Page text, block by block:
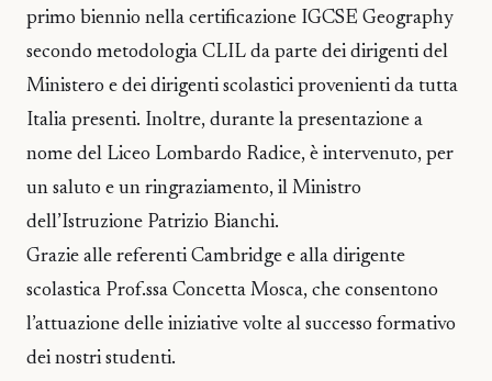
primo biennio nella certificazione IGCSE Geography
secondo metodologia CLIL da parte dei dirigenti del
Ministero e dei dirigenti scolastici provenienti da tutta
Italia presenti. Inoltre, durante la presentazione a
nome del Liceo Lombardo Radice, è intervenuto, per
un saluto e un ringraziamento, il Ministro
dell’Istruzione Patrizio Bianchi.
Grazie alle referenti Cambridge e alla dirigente
scolastica Prof.ssa Concetta Mosca, che consentono
l’attuazione delle iniziative volte al successo formativo
dei nostri studenti.